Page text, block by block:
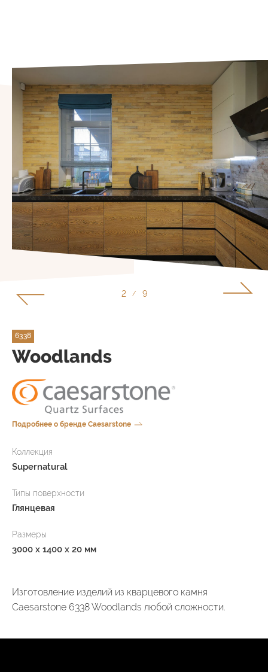
2 / 9
6338
Woodlands
Подробнее о бренде Caesarstone
Коллекция
Supernatural
Типы поверхности
Глянцевая
Размеры
3000 x 1400 x 20 мм
Изготовление изделий из кварцевого камня
Caesarstone 6338 Woodlands любой сложности.